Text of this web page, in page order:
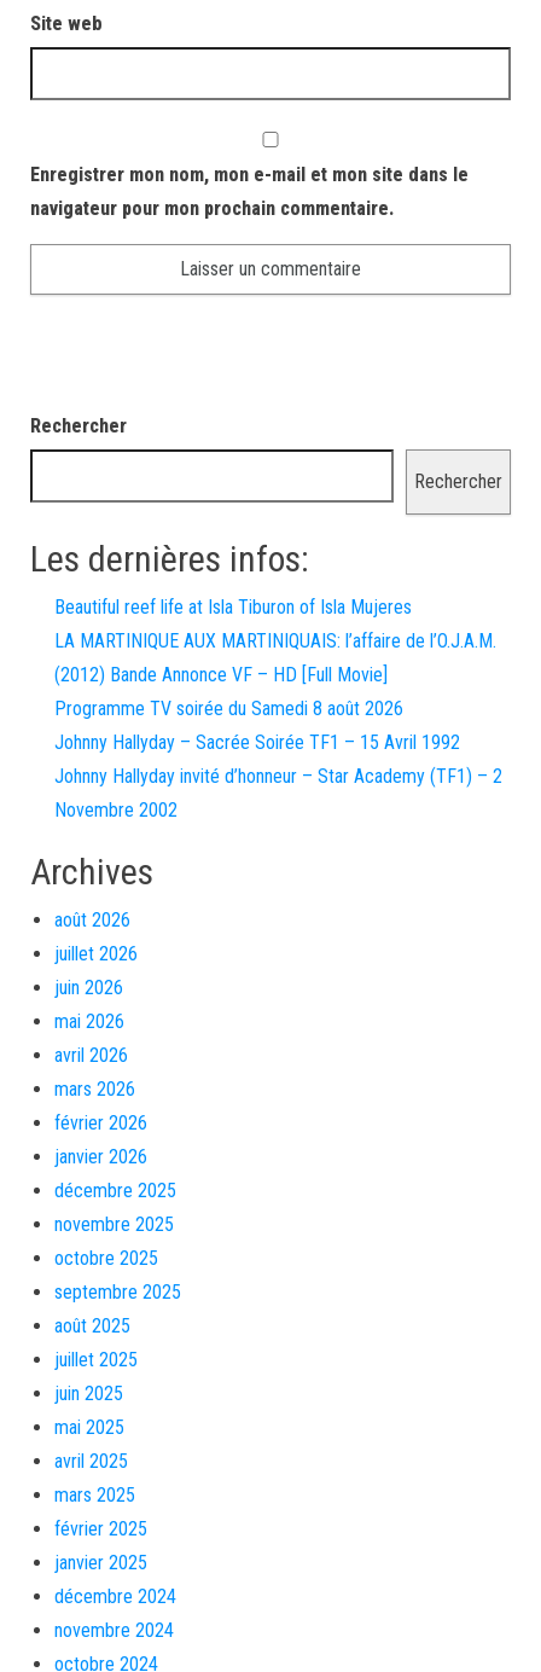
Site web
Enregistrer mon nom, mon e-mail et mon site dans le
navigateur pour mon prochain commentaire.
Rechercher
Rechercher
Les dernières infos:
Beautiful reef life at Isla Tiburon of Isla Mujeres
LA MARTINIQUE AUX MARTINIQUAIS: l’affaire de l’O.J.A.M.
(2012) Bande Annonce VF – HD [Full Movie]
Programme TV soirée du Samedi 8 août 2026
Johnny Hallyday – Sacrée Soirée TF1 – 15 Avril 1992
Johnny Hallyday invité d’honneur – Star Academy (TF1) – 2
Novembre 2002
Archives
août 2026
juillet 2026
juin 2026
mai 2026
avril 2026
mars 2026
février 2026
janvier 2026
décembre 2025
novembre 2025
octobre 2025
septembre 2025
août 2025
juillet 2025
juin 2025
mai 2025
avril 2025
mars 2025
février 2025
janvier 2025
décembre 2024
novembre 2024
octobre 2024